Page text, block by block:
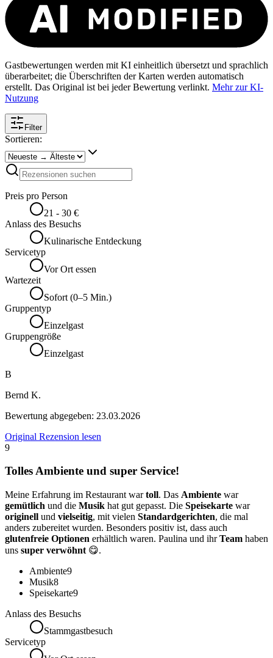
Gastbewertungen werden mit KI einheitlich übersetzt und sprachlich
überarbeitet; die Überschriften der Karten werden automatisch
erstellt. Das Original ist bei jeder Bewertung verlinkt. Mehr zur KI-
Nutzung
Filter
Sortieren:
Preis pro Person
21 - 30 €
Anlass des Besuchs
Kulinarische Entdeckung
Servicetyp
Vor Ort essen
Wartezeit
Sofort (0–5 Min.)
Gruppentyp
Einzelgast
Gruppengröße
Einzelgast
B
Bernd K.
Bewertung abgegeben: 23.03.2026
Original Rezension lesen
9
Tolles Ambiente und super Service!
Meine Erfahrung im Restaurant wartoll. Das Ambiente war
gemütlich und die Musik hat gut gepasst. Die Speisekarte war
originell und vielseitig, mit vielen Standardgerichten, die mal
anders zubereitet wurden. Besonders positiv ist, dass auch
glutenfreie Optionen erhältlich waren. Paulina und ihrTeam haben
uns super verwöhnt 😋.
Ambiente9
Musik8
Speisekarte9
Anlass des Besuchs
Stammgastbesuch
Servicetyp